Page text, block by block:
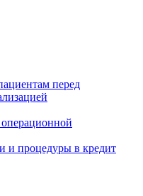
перед
и процедуры в кредит